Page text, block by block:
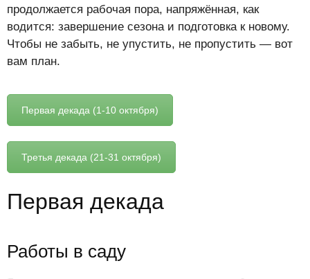
продолжается рабочая пора, напряжённая, как
водится: завершение сезона и подготовка к новому.
Чтобы не забыть, не упустить, не пропустить — вот
вам план.
Первая декада (1-10 октября)
Третья декада (21-31 октября)
Первая декада
Работы в саду